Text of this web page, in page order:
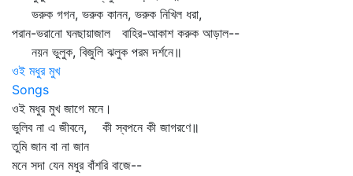
ভরুক গগন, ভরুক কানন, ভরুক নিখিল ধরা,
পরান-ভরানো ঘনছায়াজাল বাহির-আকাশ করুক আড়াল--
নয়ন ভুলুক, বিজুলি ঝলুক পরম দর্শনে॥
ওই মধুর মুখ
Songs
ওই মধুর মুখ জাগে মনে।
ভুলিব না এ জীবনে, কী স্বপনে কী জাগরণে॥
তুমি জান বা না জান
মনে সদা যেন মধুর বাঁশরি বাজে--